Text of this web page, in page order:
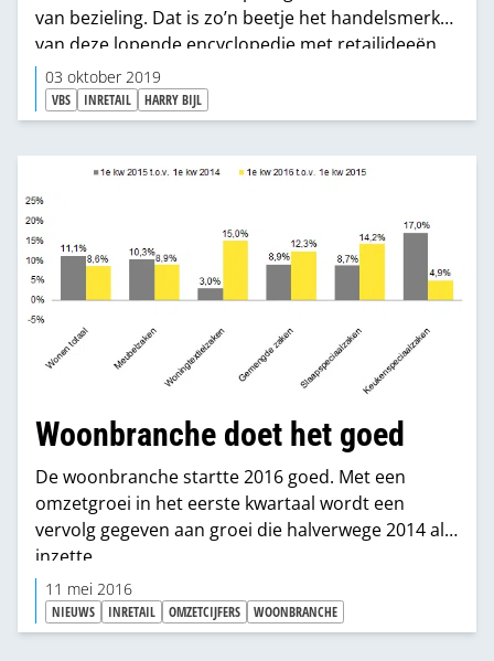
van bezieling. Dat is zo’n beetje het handelsmerk
van deze lopende encyclopedie met retailideeën.
Een half uurtje bijpraten en je hebt weer genoeg
inspiratie om flinke tijd vooruit te kunnen. De
conclusie kan ook luiden dat de VBS-sector best
een tandje bij mag schakelen.
03 oktober 2019
VBS INRETAIL HARRY BIJL
Woonbranche doet het goed
De woonbranche startte 2016 goed. Met een
omzetgroei in het eerste kwartaal wordt een
vervolg gegeven aan groei die halverwege 2014 al
inzette.
11 mei 2016
NIEUWS INRETAIL OMZETCIJFERS WOONBRANCHE